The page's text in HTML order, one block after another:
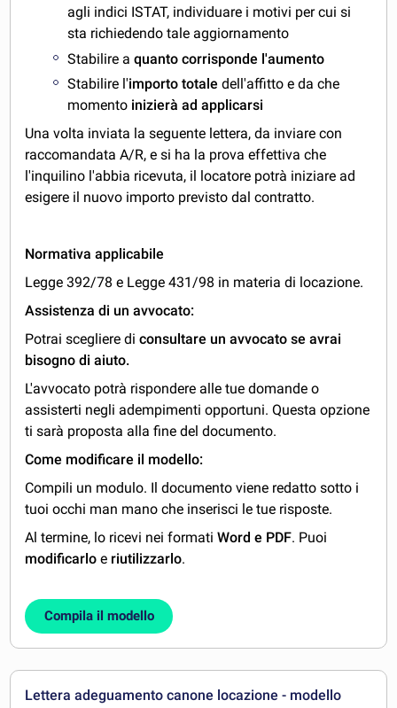
agli indici ISTAT, individuare i motivi per cui si
sta richiedendo tale aggiornamento
Stabilire aquanto corrisponde l'aumento
Stabilire l'importo totale dell'affitto e da che
momento inizierà ad applicarsi
Una volta inviata la seguente lettera, da inviare con
raccomandata A/R, e si ha la prova effettiva che
l'inquilino l'abbia ricevuta, il locatore potrà iniziare ad
esigere il nuovo importo previsto dal contratto.
Normativa applicabile
Legge 392/78 e Legge 431/98 in materia di locazione.
Assistenza di un avvocato:
Potrai scegliere diconsultare un avvocato se avrai
bisogno di aiuto.
L'avvocato potrà rispondere alle tue domande o
assisterti negli adempimenti opportuni. Questa opzione
ti sarà proposta alla fine del documento.
Come modificare il modello:
Compili un modulo. Il documento viene redatto sotto i
tuoi occhi man mano che inserisci le tue risposte.
Al termine, lo ricevi nei formatiWord e PDF. Puoi
modificarlo e riutilizzarlo.
Compila il modello
Lettera adeguamento canone locazione - modello